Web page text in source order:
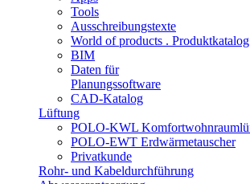
Tools
Ausschreibungstexte
World of products . Produktkatalog
BIM
Daten für
Planungssoftware
CAD-Katalog
Lüftung
POLO-KWL
POLO-EWT Erdwärmetauscher
Privatkunde
Rohr- und Kabeldurchführung